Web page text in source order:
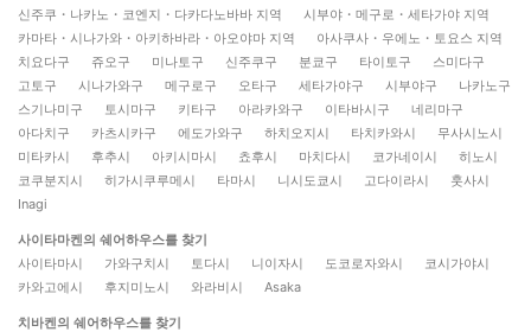
신주쿠・나카노・코엔지・다카다노바바 지역
시부야・메구로・세타가야 지역
카마타・시나가와・아키하바라・아오야마 지역
아사쿠사・우에노・토요스 지역
치요다구
쥬오구 미나토구 신주쿠구 분쿄구 타이토구
스미다구
고토구
시나가와구 메구로구 오타구 세타가야구 시부야구
나카노구
스기나미구
토시마구 키타구 아라카와구 이타바시구
네리마구
아다치구
카츠시카구 에도가와구 하치오지시 타치카와시
무사시노시
미타카시
후추시 아키시마시 쵸후시 마치다시 코가네이시
히노시
코쿠분지시
히가시쿠루메시 타마시 니시도쿄시 고다이라시
훗사시
Inagi
사이타마켄의 쉐어하우스를 찾기
사이타마시
가와구치시 토다시 니이자시 도코로자와시
코시가야시
카와고에시
후지미노시 와라비시 Asaka
치바켄의 쉐어하우스를 찾기